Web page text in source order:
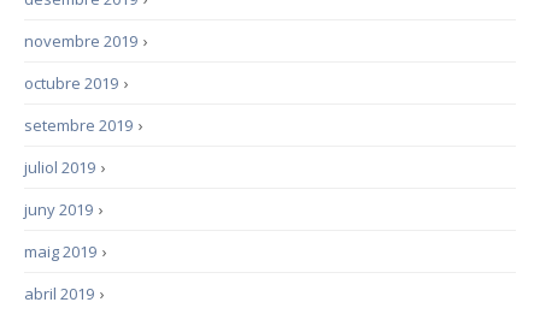
›
novembre 2019
›
octubre 2019
›
setembre 2019
›
juliol 2019
›
juny 2019
›
maig 2019
›
abril 2019